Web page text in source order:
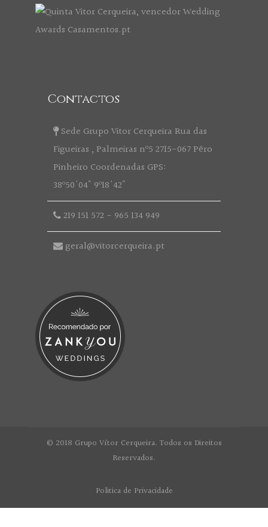
Contactos
Sede Grupo Vitor Cerqueira Rua das
Figueiras , Palmeiras nº5 2715-067 Pêro
Pinheiro Coordenadas GPS:
38º50'04" 9º18'42"
219 151 572 - 965 134 949
geral@vitorcerqueira.pt
© 2018 Grupo Vítor Cerqueira. Todos os Direitos
Reservados.
Politica de Privacidade